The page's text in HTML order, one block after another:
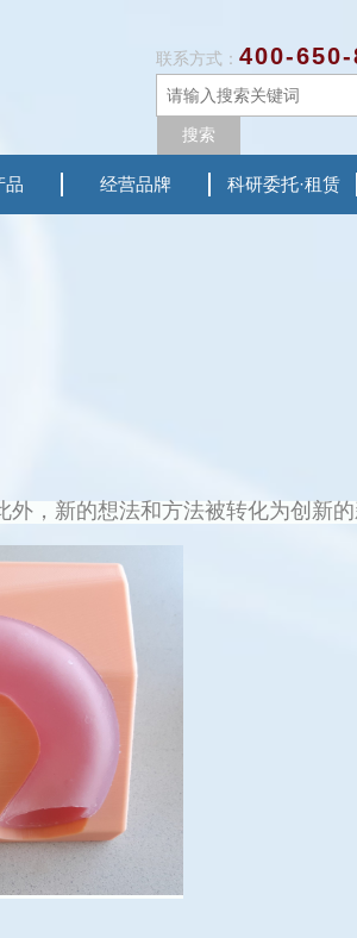
联系方式： 400-650-
搜索
品 经营品牌 科研委托·租赁
外，新的想法和方法被转化为创新的